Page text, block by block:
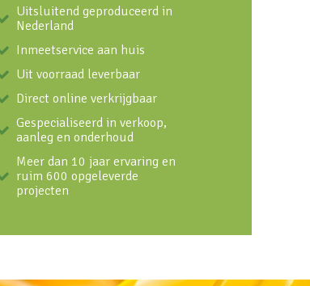
Uitsluitend geproduceerd in
Nederland
Inmeetservice aan huis
Uit voorraad leverbaar
Direct online verkrijgbaar
Gespecialiseerd in verkoop,
aanleg en onderhoud
Meer dan 10 jaar ervaring en
ruim 600 opgeleverde
projecten